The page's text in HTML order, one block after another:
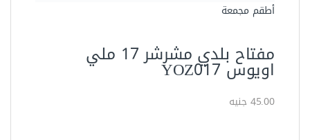
أطقم مجمعة
مفتاح بلدي مشرشر 17 ملي
اويوس YOZ017
45.00 جنيه